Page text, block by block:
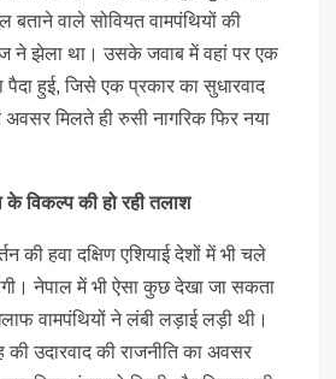
वाले सोवियत वामपंथियों की
ने झेला था। उसके जवाब में वहां पर एक
हुई, जिसे एक प्रकार का सुधारवाद
मिलते ही रुसी नागरिक फिर नया
के विकल्प की हो रही तलाश
की हवा दक्षिण एशियाई देशों में भी चले
नेपाल में भी ऐसा कुछ देखा जा सकता
वामपंथियों ने लंबी लड़ाई लड़ी थी।
उदारवाद की राजनीति का अवसर